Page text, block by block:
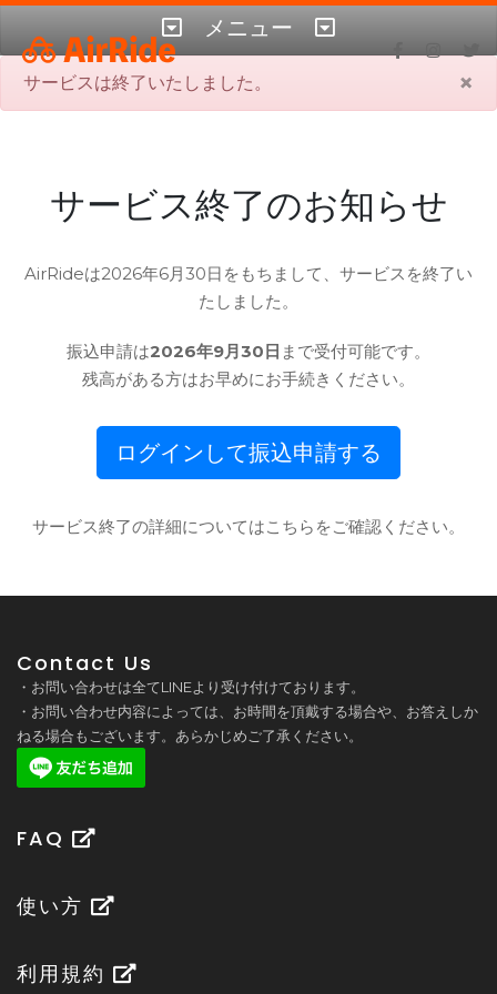
メニュー
×
サービスは終了いたしました。
サービス終了のお知らせ
AirRideは2026年6月30日をもちまして、サービスを終了い
たしました。
振込申請は2026年9月30日 まで受付可能です。
残高がある方はお早めにお手続きください。
ログインして振込申請する
サービス終了の詳細についてはこちら をご確認ください。
Contact Us
・お問い合わせは全てLINEより受け付けております。
・お問い合わせ内容によっては、お時間を頂戴する場合や、お答えしか
ねる場合もございます。あらかじめご了承ください。
FAQ
使い方
利用規約